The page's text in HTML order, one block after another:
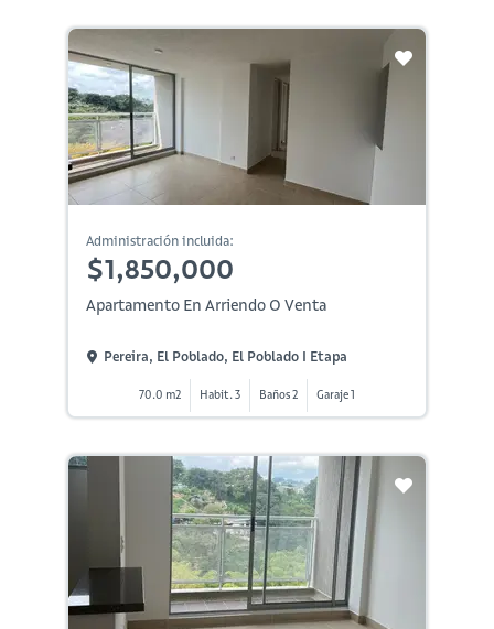
Administración incluida:
$1,850,000
Apartamento En Arriendo O Venta
Pereira, El Poblado, El Poblado I Etapa
70.0 m2 Habit. 3 Baños 2 Garaje 1